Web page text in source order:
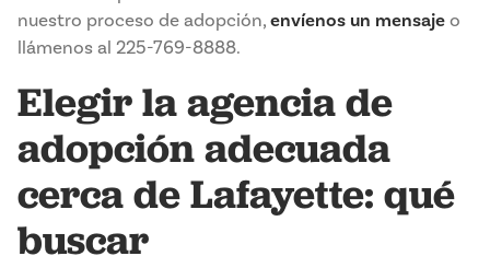
nuestro proceso de adopción,envíenos un mensajeo
llámenos al 225-769-8888.
Elegir la agencia de
adopción adecuada
cerca de Lafayette: qué
buscar